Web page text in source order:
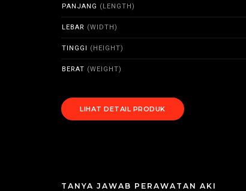
PANJANG (LENGTH)
LEBAR (WIDTH)
TINGGI (HEIGHT)
BERAT (WEIGHT)
LIHAT DETAIL PRODUK
TANYA JAWAB PERAWATAN AKI